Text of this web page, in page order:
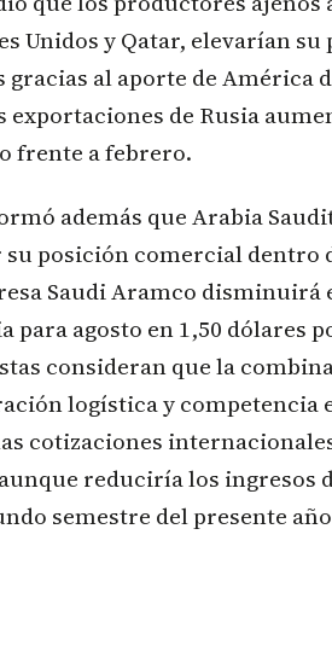
Unidos y Qatar, elevarían
al aporte de América
exportaciones de Rusia
frente a febrero.
además que Arabia
posición comercial dentro
Saudi Aramco
para agosto en 1,50
consideran que la
logística y competencia
cotizaciones
reduciría los ingresos
semestre del presente